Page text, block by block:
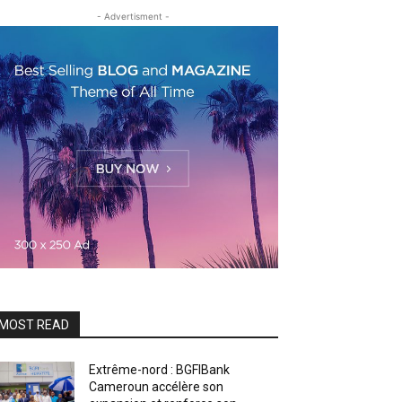
- Advertisment -
READ
Extrême-nord : BGFIBank
Cameroun accélère son